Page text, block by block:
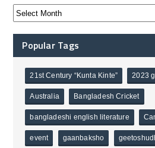
Popular Tags
21st Century “Kunta Kinte” 2023
Australia Bangladesh Cricket
bangladeshi english literature
event gaanbaksho